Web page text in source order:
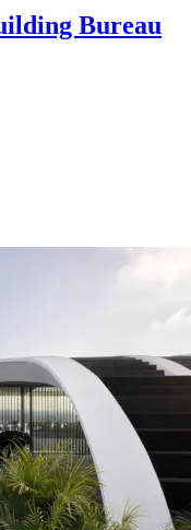
Bureau